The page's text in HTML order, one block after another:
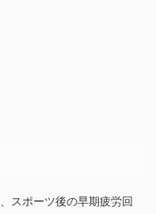
スポーツ後の早期疲労回